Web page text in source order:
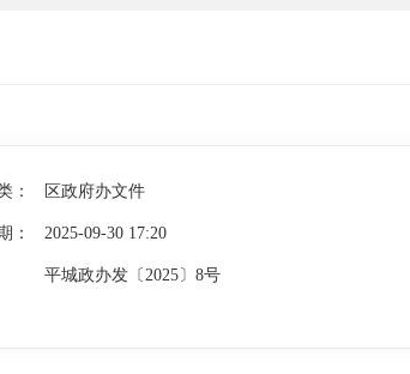
： 区政府办文件
： 2025-09-30 17:20
平城政办发〔2025〕8号